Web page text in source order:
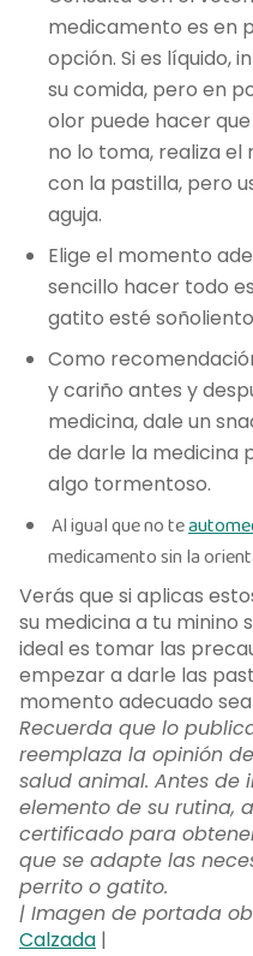
medicamento es en
opción. Si es líquido,
su comida, pero en
olor puede hacer
no lo toma, realiza el
con la pastilla, pero
aguja.
Elige el momento
sencillo hacer todo
gatito esté
Como
y cariño antes y
medicina, dale un
de darle la medicina
algo tormentoso.
Al igual que no te
medicamento sin la
Verás que si aplicas
su medicina a tu minino
ideal es tomar las
empezar a darle las
momento adecuado
Recuerda que lo
reemplaza la opinión
salud animal. Antes de
elemento de su rutina,
certificado para
que se adapte las
perrito o gatito.
| Imagen de portada
Calzada |